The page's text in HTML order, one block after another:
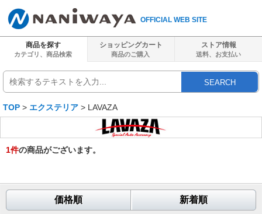
OFFICIAL WEB SITE
商品を探す
カテゴリ、商品検索
ショッピングカート
商品のご購入
ストア情報
送料、 お支払い
SEARCH
TOP > エクステリア > LAVAZA
1件の商品がございます。
価格順 新着順